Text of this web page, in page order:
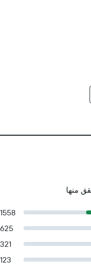
1558
625
321
123